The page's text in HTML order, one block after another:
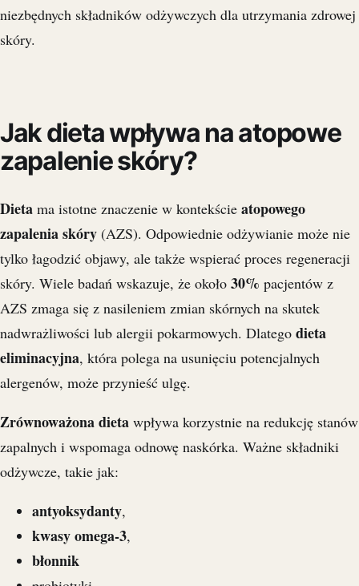
niezbędnych składników odżywczych dla utrzymania zdrowej
skóry.
Jak dieta wpływa na atopowe
zapalenie skóry?
Dieta ma istotne znaczenie w kontekście atopowego
zapalenia skóry (AZS). Odpowiednie odżywianie może nie
tylko łagodzić objawy, ale także wspierać proces regeneracji
skóry. Wiele badań wskazuje, że około 30% pacjentów z
AZS zmaga się z nasileniem zmian skórnych na skutek
nadwrażliwości lub alergii pokarmowych. Dlatego dieta
eliminacyjna, która polega na usunięciu potencjalnych
alergenów, może przynieść ulgę.
Zrównoważona dieta wpływa korzystnie na redukcję stanów
zapalnych i wspomaga odnowę naskórka. Ważne składniki
odżywcze, takie jak:
antyoksydanty,
kwasy omega-3,
błonnik